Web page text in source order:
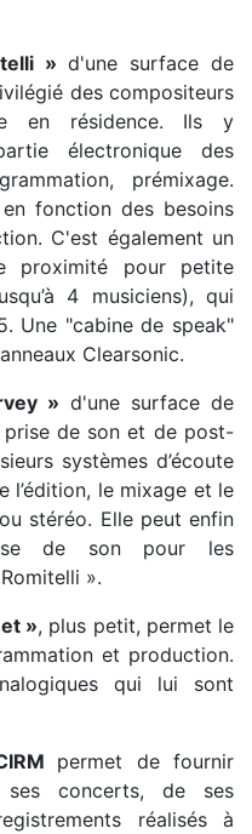
» d'une surface de
des compositeurs
en résidence. Ils y
électronique des
prémixage.
fonction des besoins
C'est également un
proximité pour petite
4 musiciens), qui
Une "cabine de speak"
Clearsonic.
» d'une surface de
de son et de post-
systèmes d’écoute
l’édition, le mixage et le
stéréo. Elle peut enfin
de son pour les
».
», plus petit, permet le
et production.
qui lui sont
permet de fournir
ses concerts, de ses
réalisés à